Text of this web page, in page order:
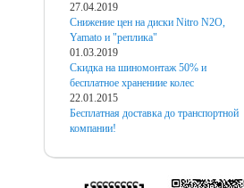
27.04.2019
Снижение цен на диски Nitro N2O,
Yamato и "реплика"
01.03.2019
Скидка на шиномонтаж 50% и
бесплатное хранениие колес
22.01.2015
Бесплатная доставка до транспортной
компании!